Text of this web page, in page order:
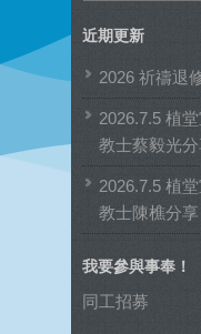
分
類
近期更新
2026 祈禱退
2026.7.5 植
教士蔡毅光分
2026.7.5 植
教士陳樵分享
我要參與事奉！
同工招募